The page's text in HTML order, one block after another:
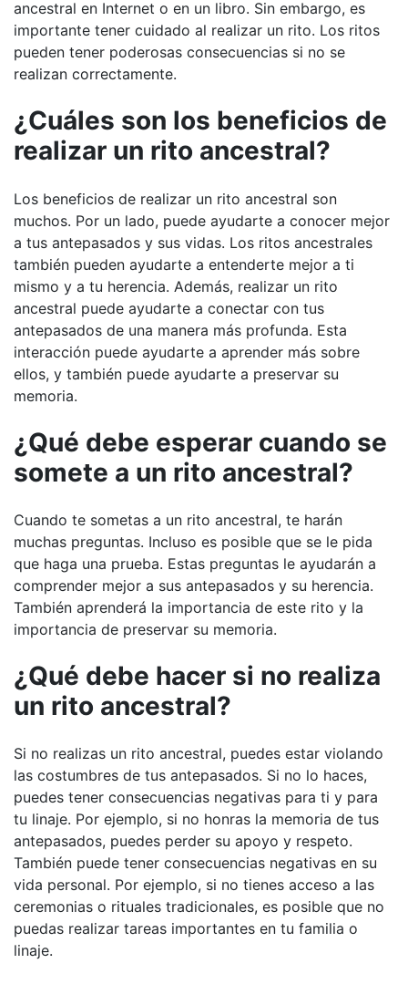
ancestral en Internet o en un libro. Sin embargo, es
importante tener cuidado al realizar un rito. Los ritos
pueden tener poderosas consecuencias si no se
realizan correctamente.
¿Cuáles son los beneficios de
realizar un rito ancestral?
Los beneficios de realizar un rito ancestral son
muchos. Por un lado, puede ayudarte a conocer mejor
a tus antepasados y sus vidas. Los ritos ancestrales
también pueden ayudarte a entenderte mejor a ti
mismo y a tu herencia. Además, realizar un rito
ancestral puede ayudarte a conectar con tus
antepasados de una manera más profunda. Esta
interacción puede ayudarte a aprender más sobre
ellos, y también puede ayudarte a preservar su
memoria.
¿Qué debe esperar cuando se
somete a un rito ancestral?
Cuando te sometas a un rito ancestral, te harán
muchas preguntas. Incluso es posible que se le pida
que haga una prueba. Estas preguntas le ayudarán a
comprender mejor a sus antepasados y su herencia.
También aprenderá la importancia de este rito y la
importancia de preservar su memoria.
¿Qué debe hacer si no realiza
un rito ancestral?
Si no realizas un rito ancestral, puedes estar violando
las costumbres de tus antepasados. Si no lo haces,
puedes tener consecuencias negativas para ti y para
tu linaje. Por ejemplo, si no honras la memoria de tus
antepasados, puedes perder su apoyo y respeto.
También puede tener consecuencias negativas en su
vida personal. Por ejemplo, si no tienes acceso a las
ceremonias o rituales tradicionales, es posible que no
puedas realizar tareas importantes en tu familia o
linaje.